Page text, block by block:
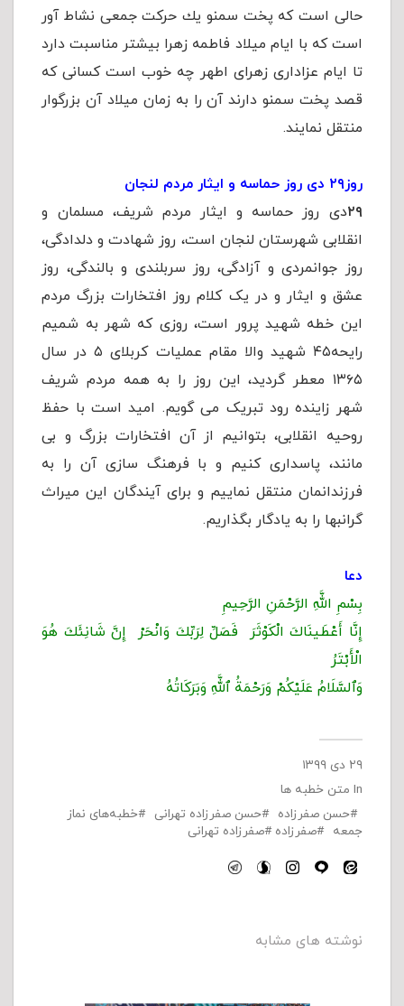
حالی است كه پخت سمنو يك حركت جمعی نشاط آور
است كه با ايام ميلاد فاطمه زهرا بيشتر مناسبت دارد
تا ايام عزاداری زهرای اطهر چه خوب است کسانی که
قصد پخت سمنو دارند آن را به زمان میلاد آن بزرگوار
منتقل نمایند.
روز۲۹ دی روز حماسه و ایثار مردم لنجان
۲۹دی روز حماسه و ایثار مردم شریف، مسلمان و
انقلابی شهرستان لنجان است، روز شهادت و دلدادگی،
روز جوانمردی و آزادگی، روز سربلندی و بالندگی، روز
عشق و ایثار و در یک کلام روز افتخارات بزرگ مردم
این خطه شهید پرور است، روزی که شهر به شمیم
رایحه۴۵ شهید والا مقام عملیات کربلای ۵ در سال
۱۳۶۵ معطر گردید، این روز را به همه مردم شریف
شهر زاینده رود تبریک می گویم. امید است با حفظ
روحیه انقلابی، بتوانیم از آن افتخارات بزرگ و بی
مانند، پاسداری کنیم و با فرهنگ سازی آن را به
فرزندانمان منتقل نماییم و برای آیندگان این میراث
گرانبها را به یادگار بگذاریم.
دعا
بِسْمِ اللَّهِ الرَّحْمَنِ الرَّحِیمِ
إِنَّا أَعْطَینَاكَ الْكَوْثَرَ فَصَلِّ لِرَبِّكَ وَانْحَرْ إِنَّ شَانِئَكَ هُوَ
الْأَبْتَرُ
وَٱلسَّلَامُ عَلَيْكُمْ وَرَحْمَةُ ٱللَّهِ وَبَرَكَاتُهُ
۲۹ دی ۱۳۹۹
In متن خطبه ها
حسن صفرزاده
حسن صفرزاده تهرانی
خطبه‌های نماز
جمعه
صفرزاده صفرزاده تهرانی
نوشته های مشابه